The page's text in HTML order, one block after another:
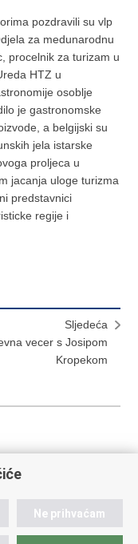
pozdravili su vlp
za medunarodnu
procelnik za turizam u
HTZ u
osoblje
je gastronomske
a belgijski su
jela istarske
proljeca u
jacanja uloge turizma
predstavnici
regije i
Sljedeća
vecer s Josipom
Kropekom
Ne prihvaćam